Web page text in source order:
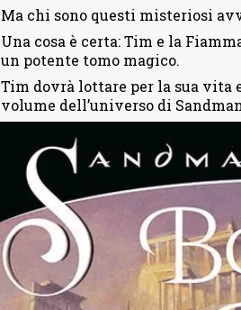
Ma chi sono questi misteriosi
Una cosa è certa: Tim e la
un potente tomo magico.
Tim dovrà lottare per la sua vita
volume dell’universo di